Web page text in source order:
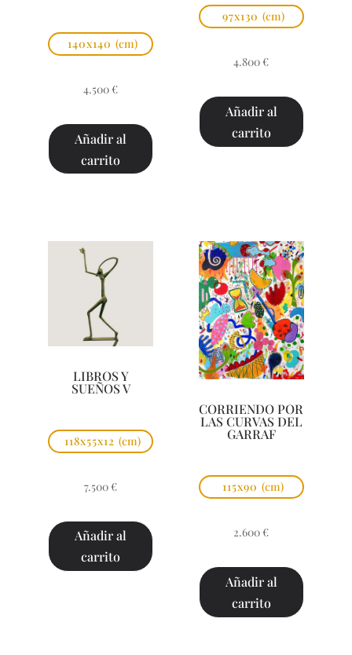
140x140 (cm)
4.500 €
Añadir al
carrito
97x130 (cm)
4.800 €
Añadir al
carrito
LIBROS Y
SUEÑOS V
118x55x12 (cm)
7.500 €
Añadir al
carrito
CORRIENDO POR
LAS CURVAS DEL
GARRAF
115x90 (cm)
2.600 €
Añadir al
carrito